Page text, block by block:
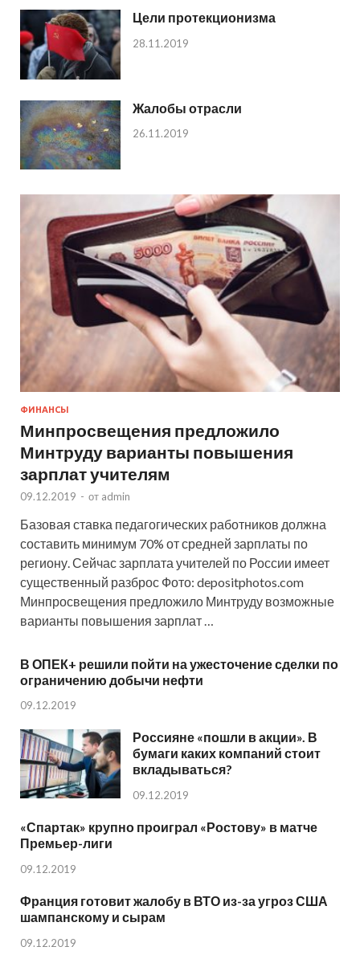
Цели протекционизма
28.11.2019
Жалобы отрасли
26.11.2019
ФИНАНСЫ
Минпросвещения предложило
Минтруду варианты повышения
зарплат учителям
09.12.2019 - от admin
Базовая ставка педагогических работников должна
составить минимум 70% от средней зарплаты по
региону. Сейчас зарплата учителей по России имеет
существенный разброс Фото: depositphotos.com
Минпросвещения предложило Минтруду возможные
варианты повышения зарплат …
В ОПЕК+ решили пойти на ужесточение сделки по
ограничению добычи нефти
09.12.2019
Россияне «пошли в акции». В
бумаги каких компаний стоит
вкладываться?
09.12.2019
«Спартак» крупно проиграл «Ростову» в матче
Премьер-лиги
09.12.2019
Франция готовит жалобу в ВТО из-за угроз США
шампанскому и сырам
09.12.2019